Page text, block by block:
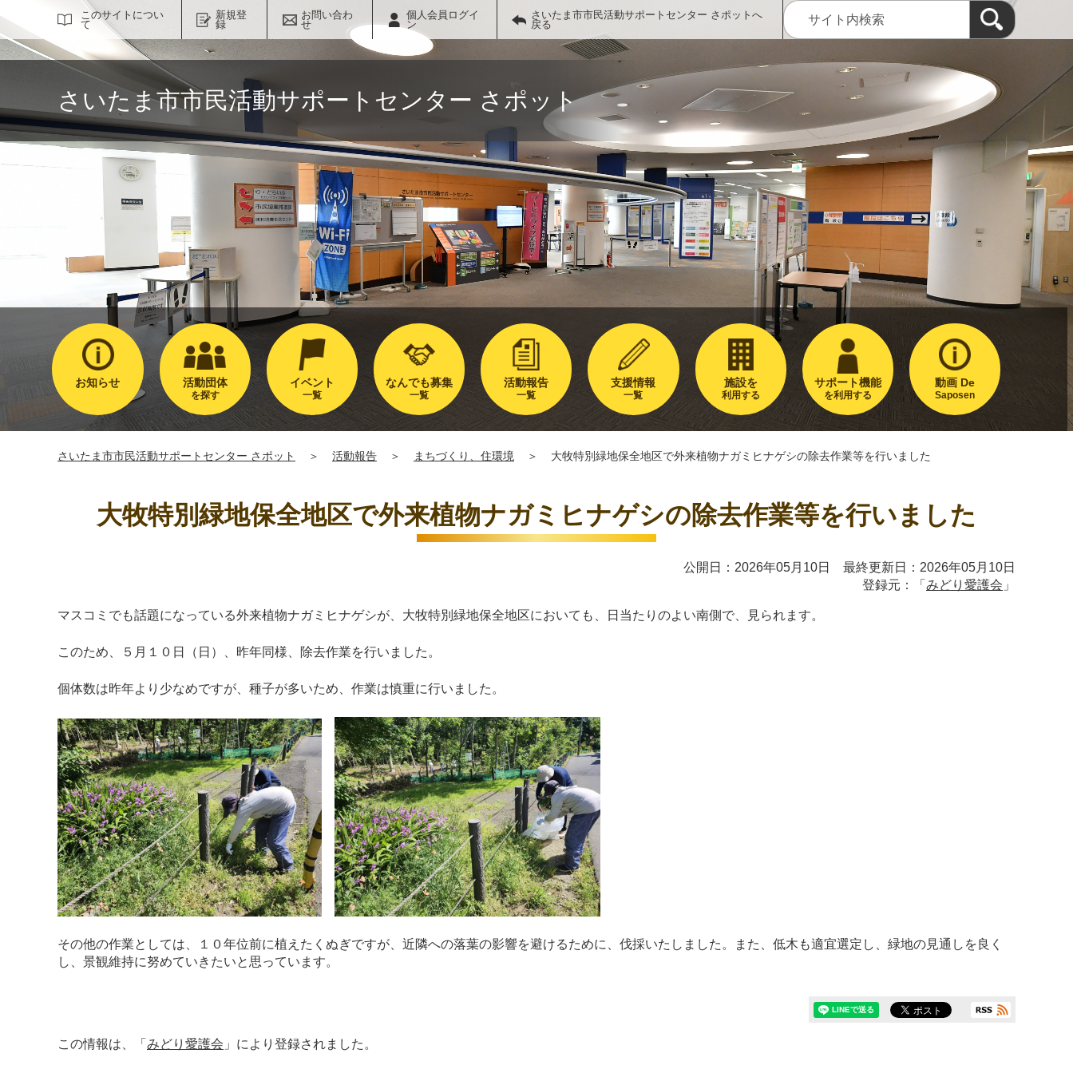
このサイトについ
て
新規登
録
お問い合わ
せ
個人会員ログイ
ン
さいたま市市民活動サポートセンター さポットへ
戻る
さいたま市市民活動サポートセンター さポット
お知らせ 活動団体
を探す
イベント
一覧
なんでも募集
一覧
活動報告
一覧
支援情報
一覧
施設を
利用する
サポート機能
を利用する
動画 De
Saposen
さいたま市市民活動サポートセンター さポット ＞ 活動報告 ＞ まちづくり、住環境 ＞ 大牧特別緑地保全地区で外来植物ナガミヒナゲシの除去作業等を行いました
大牧特別緑地保全地区で外来植物ナガミヒナゲシの除去作業等を行いました
公開日：2026年05月10日 最終更新日：2026年05月10日
登録元：「 みどり愛護会 」
マスコミでも話題になっている外来植物ナガミヒナゲシが、大牧特別緑地保全地区においても、日当たりのよい南側で、見られます。
このため、５月１０日（日）、昨年同様、除去作業を行いました。
個体数は昨年より少なめですが、種子が多いため、作業は慎重に行いました。
その他の作業としては、１０年位前に植えたくぬぎですが、近隣への落葉の影響を避けるために、伐採いたしました。また、低木も適宜選定し、緑地の見通しを良く
し、景観維持に努めていきたいと思っています。
この情報は、「 みどり愛護会 」により登録されました。